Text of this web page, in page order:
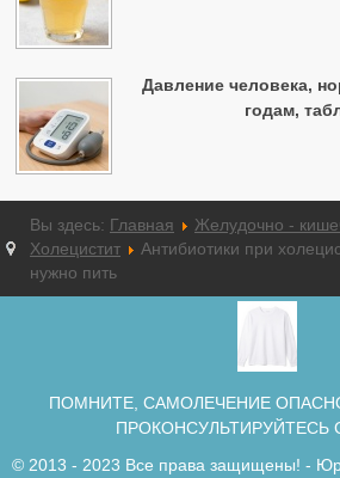
Давление человека,
годам,
Вы здесь: Главная
Желудочно -
Холецистит
Антибиотики при
нужно пить
ПОМНИТЕ, САМОЛЕЧЕНИЕ
ПРОКОНСУЛЬТИРУЙТЕСЬ
© 2013 - 2023 Все права защищены! -